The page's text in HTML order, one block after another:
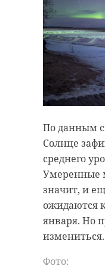
По данным
Солнце
среднего
Умеренные
значит, и
ожидаются
января. Но
измениться.
Фото: